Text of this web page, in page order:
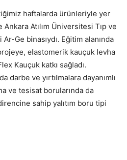
haftalarda ürünleriyle yer
Atılım Üniversitesi Tıp ve
Ge binasıydı. Eğitim alanında
elastomerik kauçuk levha
Kauçuk katkı sağladı.
darbe ve yırtılmalara dayanımlı
ve tesisat borularında da
sahip yalıtım boru tipi